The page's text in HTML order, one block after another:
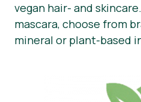
Sertifioi tuotteesi tai
Muut Tuotteet
Meistä
Ota yhteyttä
Sertifioi tuotteesi
Asiakkaiden
vegan hair- and
mascara, choose from
mineral or plant-based